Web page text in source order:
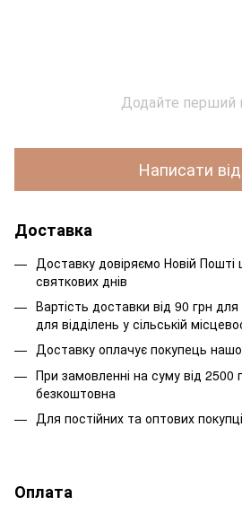
Додайте перший
Написати
Доставка
Доставку довіряємо Новій Пошті
святкових днів
Вартість доставки від 90 грн для
для відділень у сільській
Доставку оплачує покупець
При замовленні на суму від 2500
безкоштовна
Для постійних та оптових
Оплата